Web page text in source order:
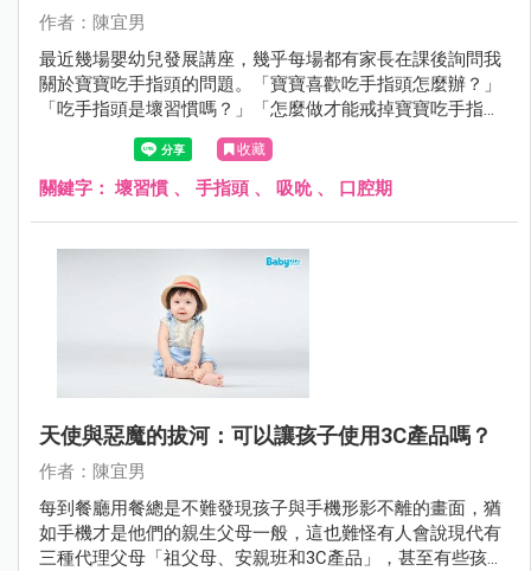
作者：陳宜男
最近幾場嬰幼兒發展講座，幾乎每場都有家長在課後詢問我
關於寶寶吃手指頭的問題。「寶寶喜歡吃手指頭怎麼辦？」
「吃手指頭是壞習慣嗎？」「怎麼做才能戒掉寶寶吃手指頭
的習慣呢？」
收藏
關鍵字： 壞習慣 、 手指頭 、 吸吮、 口腔期
天使與惡魔的拔河：可以讓孩子使用3C產品嗎？
作者：陳宜男
每到餐廳用餐總是不難發現孩子與手機形影不離的畫面，猶
如手機才是他們的親生父母一般，這也難怪有人會說現代有
三種代理父母「祖父母、安親班和3C產品」，甚至有些孩子